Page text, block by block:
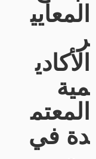
المعايي
ر
الأكادي
مية
المعتم
دة في